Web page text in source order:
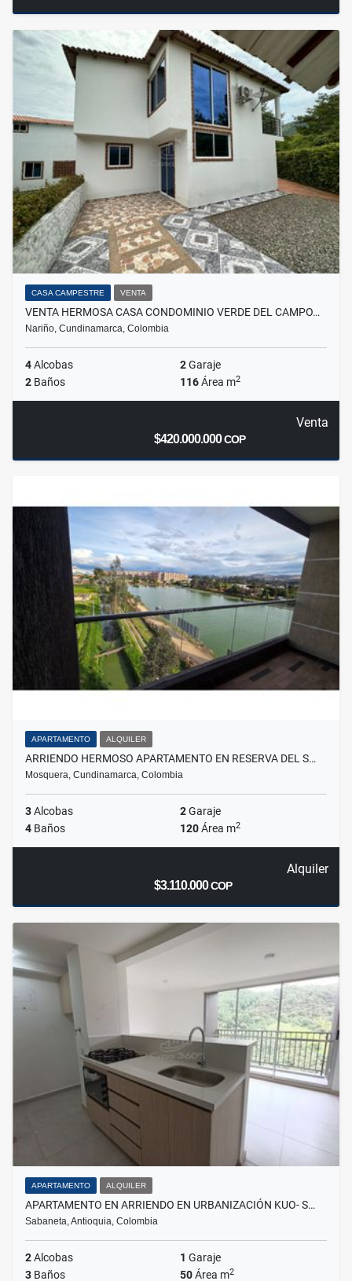
CASA CAMPESTRE VENTA
VENTA HERMOSA CASA CONDOMINIO VERDE DEL CAMPO…
Nariño, Cundinamarca, Colombia
4Alcobas 2Garaje
2 Baños 116Área m2
Venta
$420.000.000COP
APARTAMENTO ALQUILER
ARRIENDO HERMOSO APARTAMENTO EN RESERVA DEL S…
Mosquera, Cundinamarca, Colombia
3Alcobas 2Garaje
4 Baños 120Área m2
Alquiler
$3.110.000COP
APARTAMENTO ALQUILER
APARTAMENTO EN ARRIENDO EN URBANIZACIÓN KUO- S…
Sabaneta, Antioquia, Colombia
2Alcobas 1 Garaje
3 Baños 50Área m2